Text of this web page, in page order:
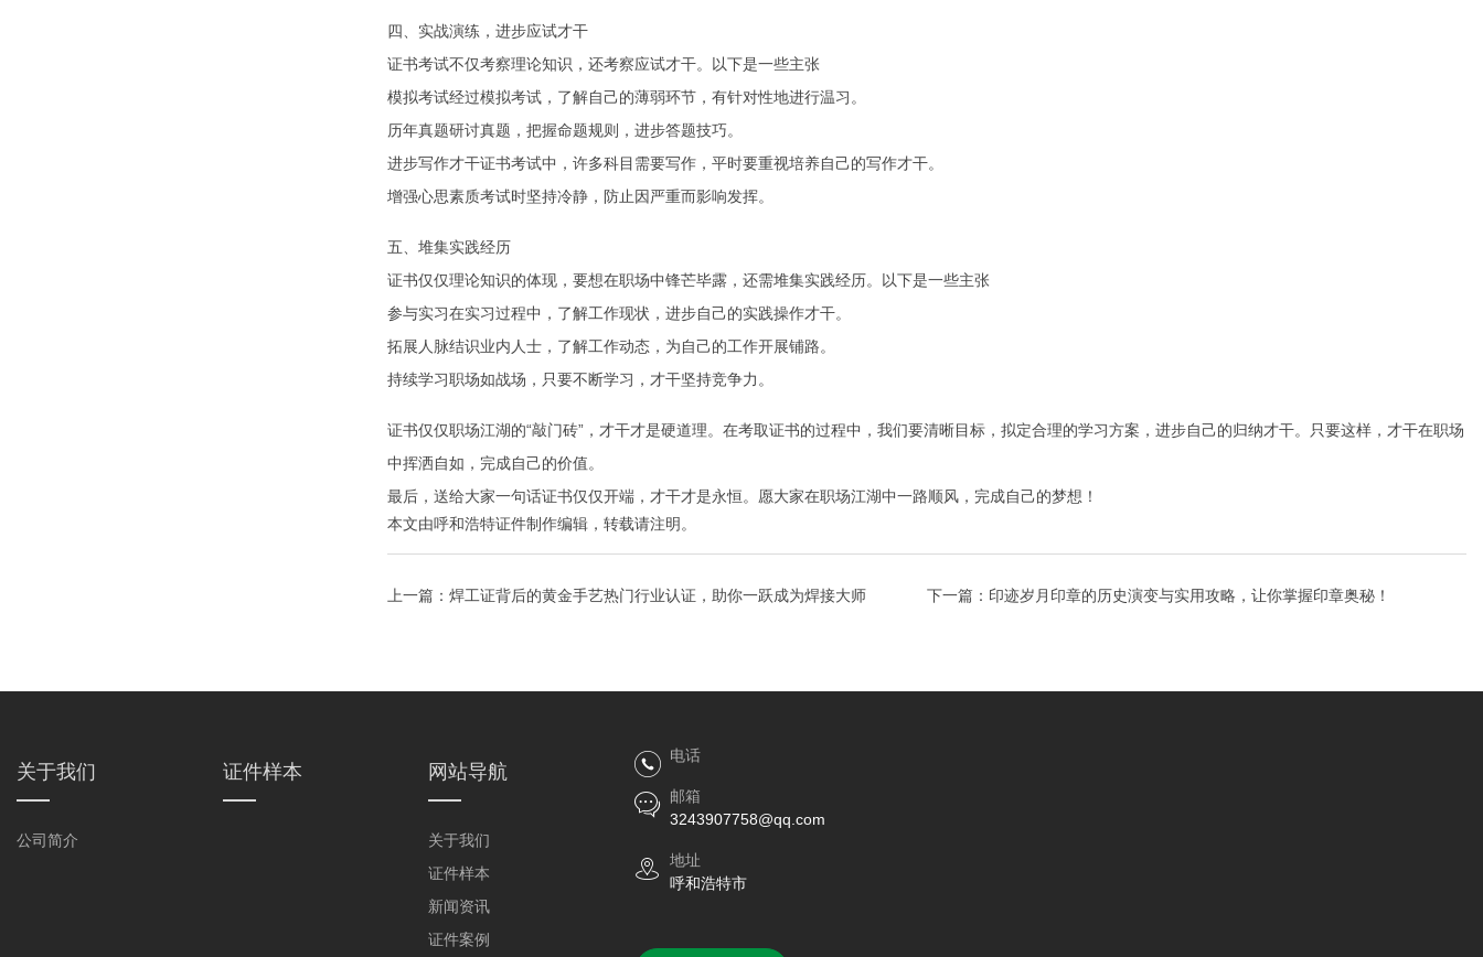
四、实战演练，进步应试才干
证书考试不仅考察理论知识，还考察应试才干。以下是一些主张
模拟考试经过模拟考试，了解自己的薄弱环节，有针对性地进行温习。
历年真题研讨真题，把握命题规则，进步答题技巧。
进步写作才干证书考试中，许多科目需要写作，平时要重视培养自己的写作才干。
增强心思素质考试时坚持冷静，防止因严重而影响发挥。
五、堆集实践经历
证书仅仅理论知识的体现，要想在职场中锋芒毕露，还需堆集实践经历。以下是一些主张
参与实习在实习过程中，了解工作现状，进步自己的实践操作才干。
拓展人脉结识业内人士，了解工作动态，为自己的工作开展铺路。
持续学习职场如战场，只要不断学习，才干坚持竞争力。
证书仅仅职场江湖的“敲门砖”，才干才是硬道理。在考取证书的过程中，我们要清晰目标，拟定合理的学习方案，进步自己的归纳才干。只要这样，才干在职场
中挥洒自如，完成自己的价值。
最后，送给大家一句话证书仅仅开端，才干才是永恒。愿大家在职场江湖中一路顺风，完成自己的梦想！
本文由呼和浩特证件制作编辑，转载请注明。
上一篇： 焊工证背后的黄金手艺热门行业认证，助你一跃成为焊接大师 下一篇： 印迹岁月印章的历史演变与实用攻略，让你掌握印章奥秘！
关于我们
公司简介
证件样本 网站导航
关于我们
证件样本
新闻资讯
证件案例
电话
邮箱
3243907758@qq.com
地址
呼和浩特市